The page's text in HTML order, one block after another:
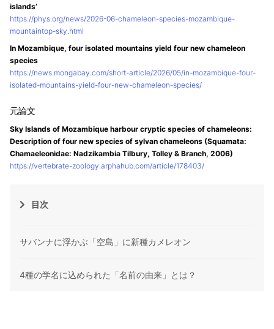
islands’
https://phys.org/news/2026-06-chameleon-species-mozambique-
mountaintop-sky.html
In Mozambique, four isolated mountains yield four new chameleon
species
https://news.mongabay.com/short-article/2026/05/in-mozambique-four-
isolated-mountains-yield-four-new-chameleon-species/
Sky Islands of Mozambique harbour cryptic species of chameleons:
Description of four new species of sylvan chameleons (Squamata:
Chamaeleonidae: Nadzikambia Tilbury, Tolley & Branch, 2006)
https://vertebrate-zoology.arphahub.com/article/178403/
目次
サバンナに浮かぶ「空島」に新種カメレオン
4種の学名に込められた「名前の由来」とは？